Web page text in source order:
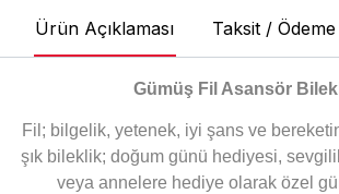
Ürün Açıklaması Taksit /
Gümüş Fil Asansör
Fil; bilgelik, yetenek, iyi şans ve
şık bileklik; doğum günü hediyesi,
veya annelere hediye olarak özel